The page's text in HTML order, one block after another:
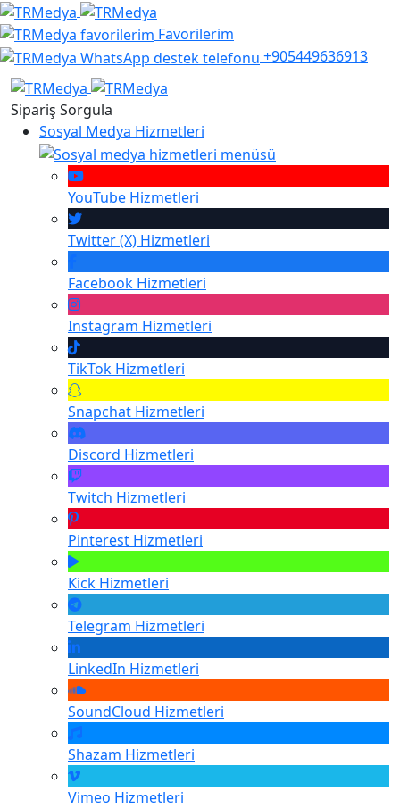
Favorilerim
+905449636913
Sipariş Sorgula
Sosyal Medya Hizmetleri
YouTube Hizmetleri
Twitter (X) Hizmetleri
Facebook Hizmetleri
Instagram Hizmetleri
TikTok Hizmetleri
Snapchat Hizmetleri
Discord Hizmetleri
Twitch Hizmetleri
Pinterest Hizmetleri
Kick Hizmetleri
Telegram Hizmetleri
LinkedIn Hizmetleri
SoundCloud Hizmetleri
Shazam Hizmetleri
Vimeo Hizmetleri